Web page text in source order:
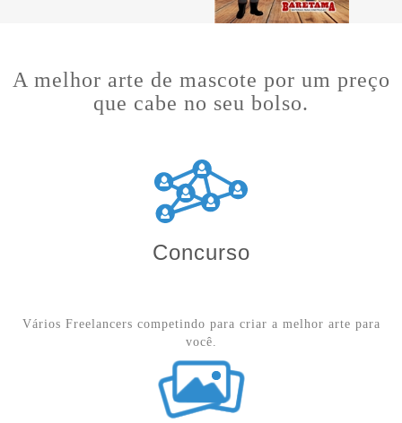
A melhor arte de mascote por um preço
que cabe no seu bolso.
Concurso
Vários Freelancers competindo para criar a melhor arte para
você.